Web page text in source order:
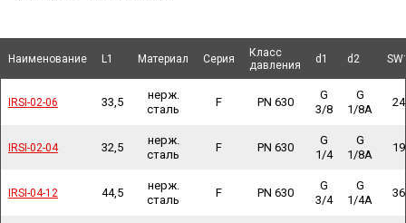
Наименование L1 Материал Серия
Класс
давления
d1 d2
IRSI-02-06 33,5
нерж.
сталь
F PN 630
G
3/8
G
1/8A
24
IRSI-02-04 32,5
нерж.
сталь
F PN 630
G
1/4
G
1/8A
19
IRSI-04-12 44,5
нерж.
сталь
F PN 630
G
3/4
G
1/4A
36
Наименование
IRSI-02-06
IRSI-02-04
IRSI-04-12
Наименование
Наименование L1 Материал Серия
Класс
давления
d1 d2